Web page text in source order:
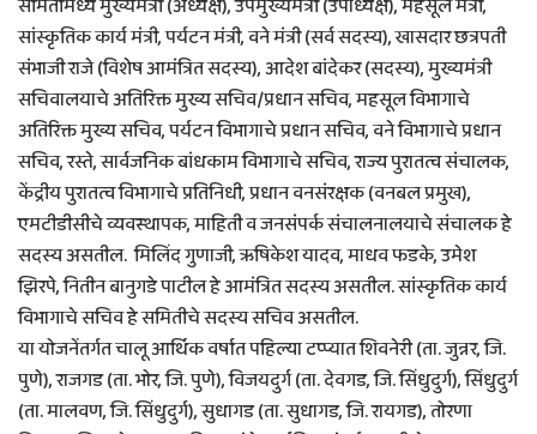
समितीमध्ये मुख्यमंत्री (अध्यक्ष), उपमुख्यमंत्री (उपाध्यक्ष), महसूल मंत्री,
सांस्कृतिक कार्य मंत्री, पर्यटन मंत्री, वने मंत्री (सर्व सदस्य), खासदार छत्रपती
संभाजी राजे (विशेष आमंत्रित सदस्य), आदेश बांदेकर (सदस्य), मुख्यमंत्री
सचिवालयाचे अतिरिक्त मुख्य सचिव/प्रधान सचिव, महसूल विभागाचे
अतिरिक्त मुख्य सचिव, पर्यटन विभागाचे प्रधान सचिव, वने विभागाचे प्रधान
सचिव, रस्ते, सार्वजनिक बांधकाम विभागाचे सचिव, राज्य पुरातत्व संचालक,
केंद्रीय पुरातत्व विभागाचे प्रतिनिधी, प्रधान वनसंरक्षक (वनबल प्रमुख),
एमटीडीसीचे व्यवस्थापक, माहिती व जनसंपर्क संचालनालयाचे संचालक हे
सदस्य असतील. मिलिंद गुणाजी, ऋषिकेश यादव, माधव फडके, उमेश
झिरपे, नितीन बानुगडे पाटील हे आमंत्रित सदस्य असतील. सांस्कृतिक कार्य
विभागाचे सचिव हे समितीचे सदस्य सचिव असतील.
या योजनेंतर्गत चालू आर्थिक वर्षात पहिल्या टप्प्यात शिवनेरी (ता. जुन्नर, जि.
पुणे), राजगड (ता. भोर, जि. पुणे), विजयदुर्ग (ता. देवगड, जि. सिंधुदुर्ग), सिंधुदुर्ग
(ता. मालवण, जि. सिंधुदुर्ग), सुधागड (ता. सुधागड, जि. रायगड), तोरणा